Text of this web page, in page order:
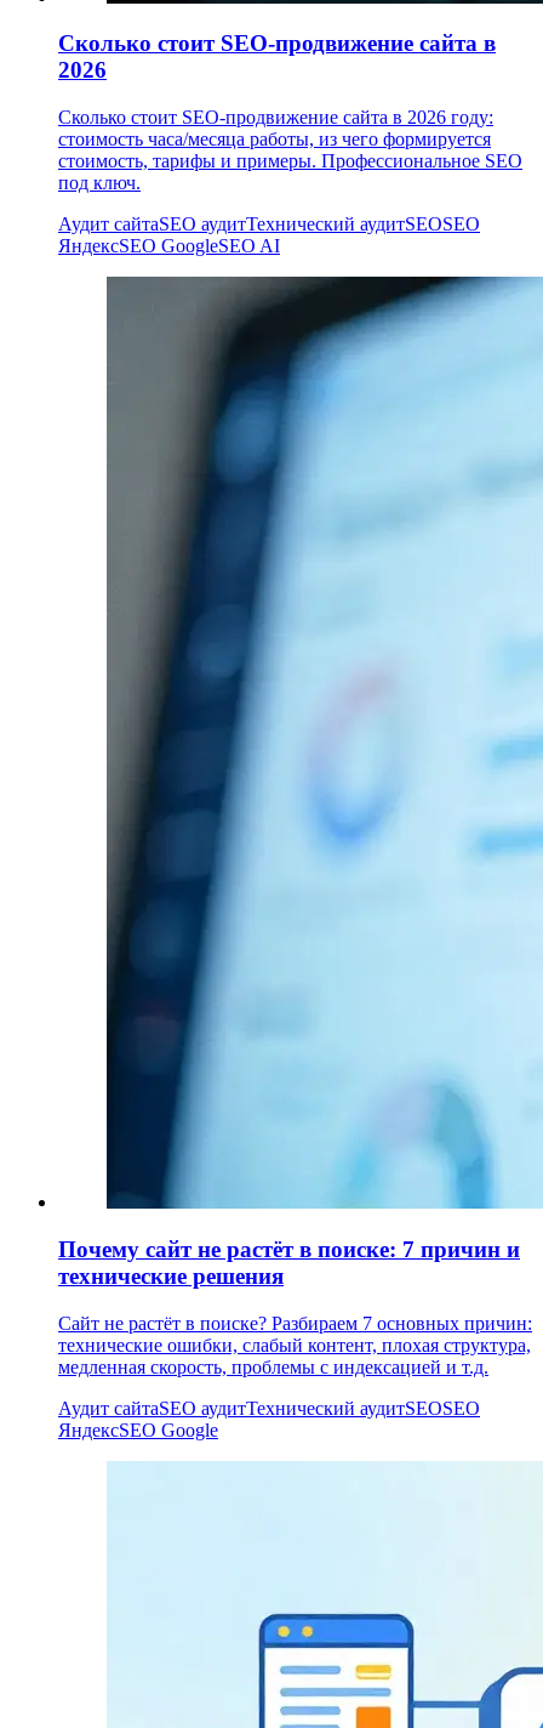
Сколько стоит SEO-продвижение сайта в
2026
Сколько стоит SEO-продвижение сайта в 2026 году:
стоимость часа/месяца работы, из чего формируется
стоимость, тарифы и примеры. Профессиональное SEO
под ключ.
Аудит сайтаSEO аудитТехнический аудитSEOSEO
ЯндексSEO GoogleSEO AI
Почему сайт не растёт в поиске: 7 причин и
технические решения
Сайт не растёт в поиске? Разбираем 7 основных причин:
технические ошибки, слабый контент, плохая структура,
медленная скорость, проблемы с индексацией и т.д.
Аудит сайтаSEO аудитТехнический аудитSEOSEO
ЯндексSEO Google